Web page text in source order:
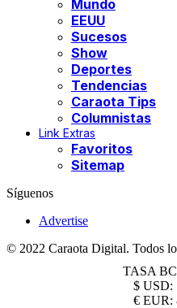
Mundo
EEUU
Sucesos
Show
Deportes
Tendencias
Caraota Tips
Columnistas
Link Extras
Favoritos
Sitemap
Síguenos
Advertise
© 2022 Caraota Digital. Todos
TASA
$ USD:
€ EUR: